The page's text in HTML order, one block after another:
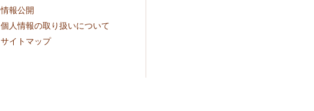
情報公開
個人情報の取り扱いについて
サイトマップ